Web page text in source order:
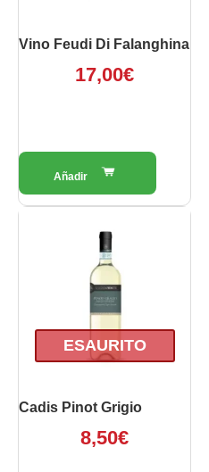
Vino Feudi Di Falanghina
17,00€
ESAURITO
Cadis Pinot Grigio
8,50€